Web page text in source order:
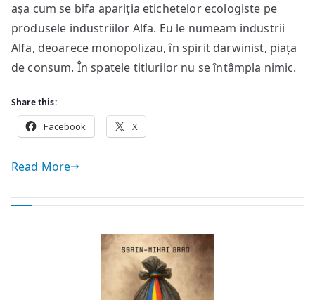
așa cum se bifa apariția etichetelor ecologiste pe
produsele industriilor Alfa. Eu le numeam industrii
Alfa, deoarece monopolizau, în spirit darwinist, piața
de consum. În spatele titlurilor nu se întâmpla nimic.
Share this:
Facebook X
Read More